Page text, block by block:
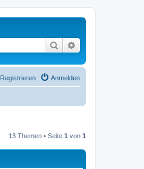
Suche
Anmelden
Registrieren
13 Themen • Seite 1 von 1